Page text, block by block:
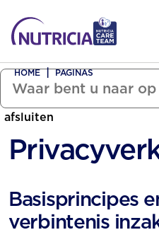
Zwanger Worden
afsluiten
HOME PAGINAS
Basisprincipes
verbintenis